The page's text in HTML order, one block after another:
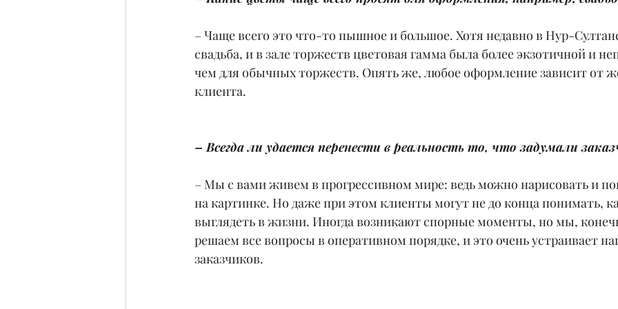
– Чаще всего это что-то пышное и большое. Хотя недавно в Нур-
свадьба, и в зале торжеств цветовая гамма была более экзотичной и
чем для обычных торжеств. Опять же, любое оформление зависит от
клиента.
– Всегда ли удается перенести в реальность то, что задумали
– Мы с вами живем в прогрессивном мире: ведь можно нарисовать и
на картинке. Но даже при этом клиенты могут не до конца понимать,
выглядеть в жизни. Иногда возникают спорные моменты, но мы,
решаем все вопросы в оперативном порядке, и это очень устраивает
заказчиков.